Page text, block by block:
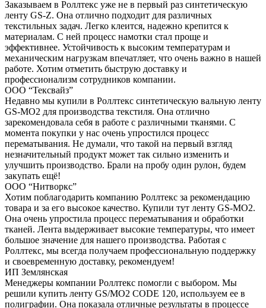
Заказываем в Роллтекс уже не в первый раз синтетическую
ленту GS-Z. Она отлично подходит для различных
текстильных задач. Легко клеится, надежно крепится к
материалам. С ней процесс намотки стал проще и
эффективнее. Устойчивость к высоким температурам и
механическим нагрузкам впечатляет, что очень важно в нашей
работе. Хотим отметить быструю доставку и
профессионализм сотрудников компании.
ООО “Тексвайз”
Недавно мы купили в Роллтекс синтетическую вальную ленту
GS-MO2 для производства текстиля. Она отлично
зарекомендовала себя в работе с различными тканями. С
момента покупки у нас очень упростился процесс
перематывания. Не думали, что такой на первый взгляд
незначительный продукт может так сильно изменить и
улучшить производство. Брали на пробу один рулон, будем
закупать ещё!
ООО “Нитворкс”
Хотим поблагодарить компанию Роллтекс за рекомендацию
товара и за его высокое качество. Купили тут ленту GS-MO2.
Она очень упростила процесс перематывания и обработки
тканей. Лента выдерживает высокие температуры, что имеет
большое значение для нашего производства. Работая с
Роллтекс, мы всегда получаем профессиональную поддержку
и своевременную доставку, рекомендуем!
ИП Землянская
Менеджеры компании Роллтекс помогли с выбором. Мы
решили купить ленту GS/MO2 CODE 120, используем ее в
полиграфии. Она показала отличные результаты в процессе